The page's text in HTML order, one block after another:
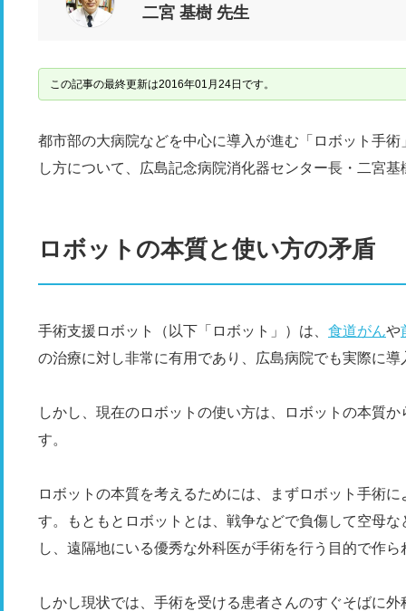
二宮 基樹 先生
この記事の最終更新は2016年01月24日です。
都市部の大病院などを中心に導入が進む「ロボット手
し方について、広島記念病院消化器センター長・二宮
ロボットの本質と使い方の矛盾
手術支援ロボット（以下「ロボット」）は、 食道がんや
の治療に対し非常に有用であり、広島病院でも実際に
しかし、現在のロボットの使い方は、ロボットの本質
す。
ロボットの本質を考えるためには、まずロボット手術
す。もともとロボットとは、戦争などで負傷して空母
し、遠隔地にいる優秀な外科医が手術を行う目的で作ら
しかし現状では、手術を受ける患者さんのすぐそばに